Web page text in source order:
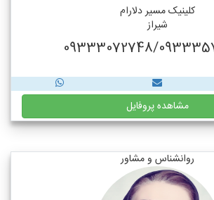
کلینیک مسیر دلارام
شیراز
09333072748/
مشاهده پروفایل
روانشناس و مشاور